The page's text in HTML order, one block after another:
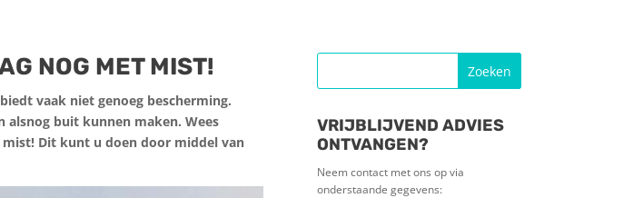
NOG MET MIST!
vaak niet genoeg bescherming.
buit kunnen maken. Wees
Dit kunt u doen door middel van
VRIJBLIJVEND ADVIES
ONTVANGEN?
Neem contact met ons op via
onderstaande gegevens: